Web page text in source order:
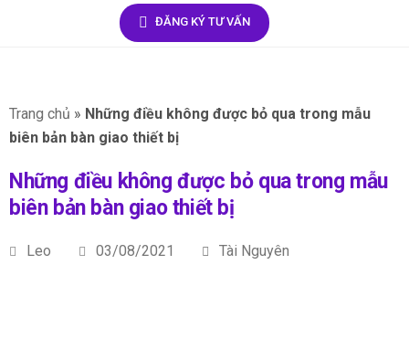
ĐĂNG KÝ TƯ VẤN
Trang chủ » Những điều không được bỏ qua trong mẫu
biên bản bàn giao thiết bị
Những điều không được bỏ qua trong mẫu
biên bản bàn giao thiết bị
Leo 03/08/2021 Tài Nguyên